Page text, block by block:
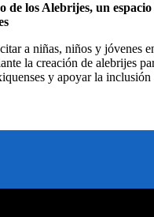
de los Alebrijes, un
a niñas, niños y jóvenes
la creación de alebrijes
y apoyar la